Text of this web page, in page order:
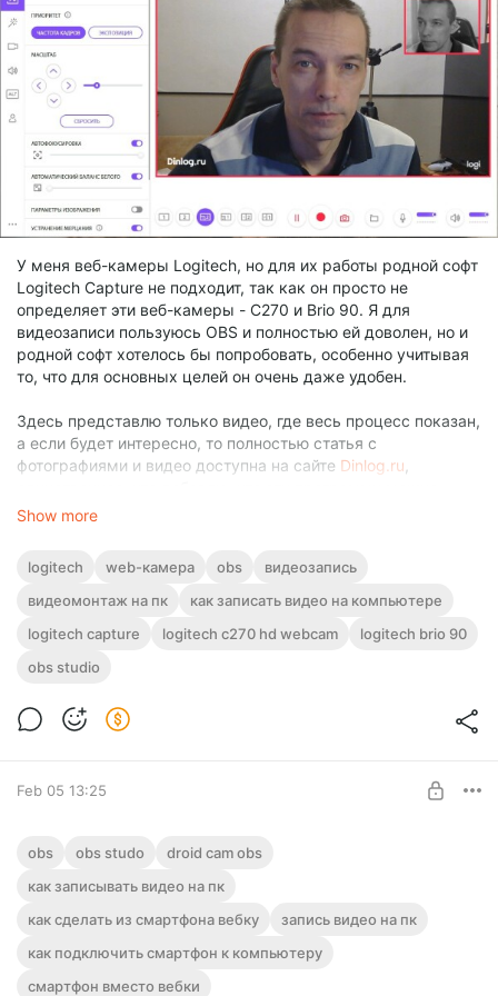
У меня веб-камеры Logitech, но для их работы родной софт
Logitech Capture не подходит, так как он просто не
определяет эти веб-камеры - C270 и Brio 90. Я для
видеозаписи пользуюсь OBS и полностью ей доволен, но и
родной софт хотелось бы попробовать, особенно учитывая
то, что для основных целей он очень даже удобен.
Здесь представлю только видео, где весь процесс показан,
а если будет интересно, то полностью статья с
фотографиями и видео доступна на сайте Dinlog.ru
настроить для поддержки любой веб-камеры или
Show more
logitech web-камера obs
видеозапись
видеомонтаж на пк
как записать видео на компьютере
logitech capture
logitech c270 hd webcam
logitech brio 90
obs studio
Feb 05 13:25
Droid Cam OBS или как записывать
видео со смартфона на компьютере в
ПК в OBS? Приложение позволит превратить ваш смартфон
в настоящую видеокамеру!
Наблюдатель
UNLOCK POST
obs obs studo
droid cam obs
как записывать видео на пк
как сделать из смартфона вебку
запись видео на пк
как подключить смартфон к компьютеру
смартфон вместо вебки